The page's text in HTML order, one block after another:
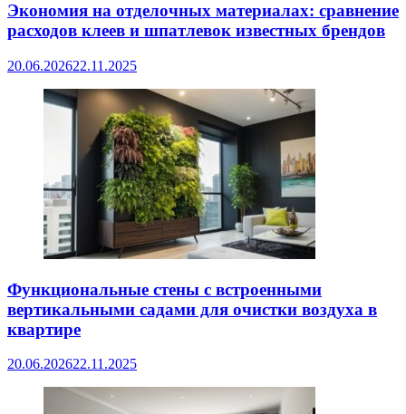
Экономия на отделочных материалах: сравнение
расходов клеев и шпатлевок известных брендов
20.06.202622.11.2025
Функциональные стены с встроенными
вертикальными садами для очистки воздуха в
квартире
20.06.202622.11.2025